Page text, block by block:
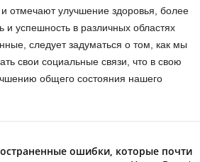
отмечают улучшение здоровья, более
и успешность в различных областях
следует задуматься о том, как мы
свои социальные связи, что в свою
общего состояния нашего
ошибки, которые почти